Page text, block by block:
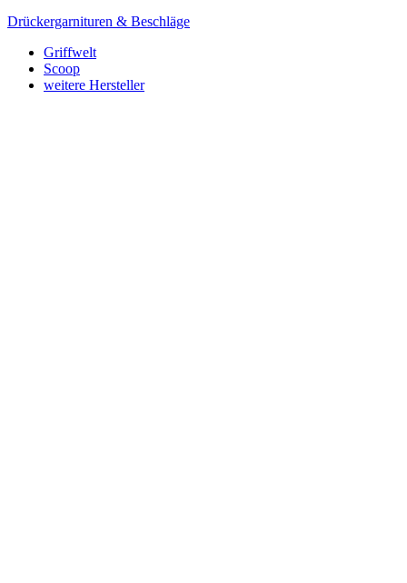
Drückergarnituren & Beschläge
Griffwelt
Scoop
weitere Hersteller